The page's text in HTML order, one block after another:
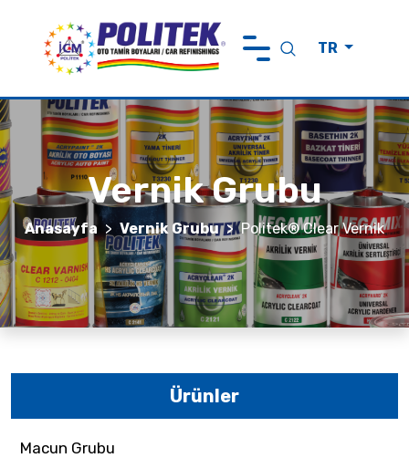
TR
Anasayfa
Politek Hakkında
Ürünler
Markalarımız
Sürdürülebilirlik
Haberler ve Görüşler
İletişim
Vernik Grubu
Anasayfa Vernik Grubu Politek® Clear Vernik
Ürünler
Macun Grubu